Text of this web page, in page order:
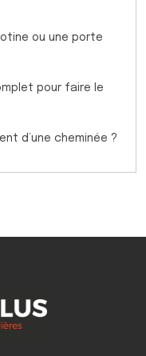
ou une porte
pour faire le
d’une cheminée ?